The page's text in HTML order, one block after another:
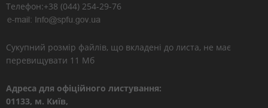
Телефон:+38 (044) 254-29-76
Сукупний розмір файлів, що вкладені до листа, не має
перевищувати 11 Мб
Адреса для офіційного листування:
01133, м. Київ,